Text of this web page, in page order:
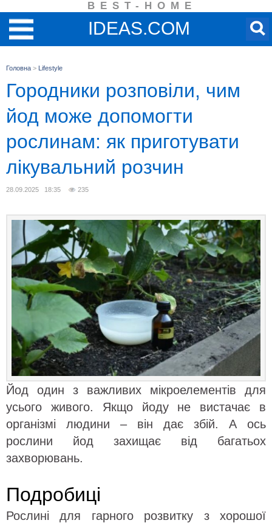
BEST-HOME
IDEAS.COM
Головна > Lifestyle
Городники розповіли, чим
йод може допомогти
рослинам: як приготувати
лікувальний розчин
28.09.2025 18:35 235
Йод один з важливих мікроелементів для
усього живого. Якщо йоду не вистачає в
організмі людини – він дає збій. А ось
рослини йод захищає від багатьох
захворювань.
Подробиці
Рослині для гарного розвитку з хорошої